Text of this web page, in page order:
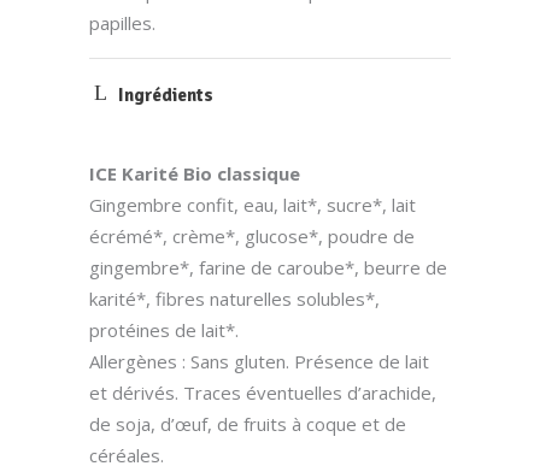
papilles.
Ingrédients
ICE Karité Bio classique
Gingembre confit, eau, lait*, sucre*, lait
écrémé*, crème*, glucose*, poudre de
gingembre*, farine de caroube*, beurre de
karité*, fibres naturelles solubles*,
protéines de lait*.
Allergènes : Sans gluten. Présence de lait
et dérivés. Traces éventuelles d’arachide,
de soja, d’œuf, de fruits à coque et de
céréales.